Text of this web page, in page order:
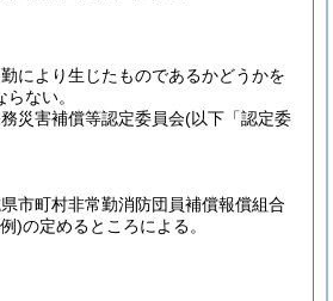
により生じたものであるかどうかを
ない。
災害補償等認定委員会(以下「認定委
市町村非常勤消防団員補償報償組合
)の定めるところによる。